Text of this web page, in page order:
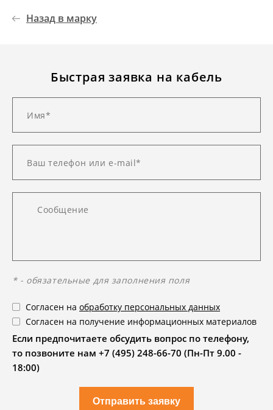
Назад в марку
Быстрая заявка на кабель
* - обязательные для заполнения поля
Согласен на обработку персональных данных
Согласен на получение информационных материалов
Если предпочитаете обсудить вопрос по телефону,
то позвоните нам +7 (495) 248-66-70 (Пн-Пт 9.00 -
18:00)
Отправить заявку